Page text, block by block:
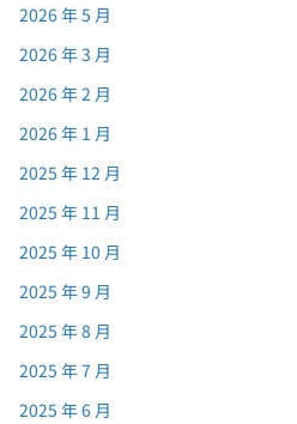
2026 年 5 月
2026 年 3 月
2026 年 2 月
2026 年 1 月
2025 年 12 月
2025 年 11 月
2025 年 10 月
2025 年 9 月
2025 年 8 月
2025 年 7 月
2025 年 6 月